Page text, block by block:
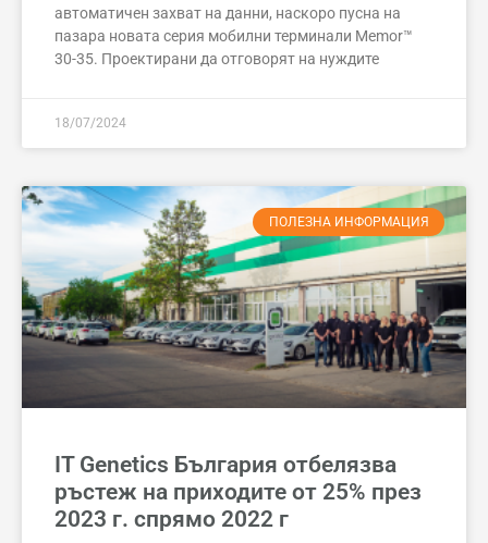
автоматичен захват на данни, наскоро пусна на
пазара новата серия мобилни терминали Memor™
30-35. Проектирани да отговорят на нуждите
18/07/2024
ПОЛЕЗНА ИНФОРМАЦИЯ
IT Genetics България отбелязва
ръстеж на приходите от 25% през
2023 г. спрямо 2022 г